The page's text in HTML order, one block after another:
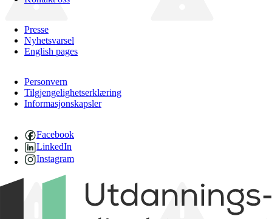
Presse
Nyhetsvarsel
English pages
Personvern
Tilgjengelighetserklæring
Informasjonskapsler
Facebook
LinkedIn
Instagram